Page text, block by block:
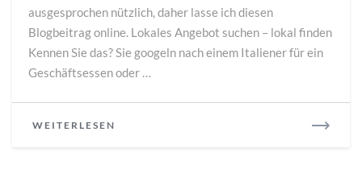
ausgesprochen nützlich, daher lasse ich diesen
Blogbeitrag online. Lokales Angebot suchen – lokal finden
Kennen Sie das? Sie googeln nach einem Italiener für ein
Geschäftsessen oder …
WEITERLESEN